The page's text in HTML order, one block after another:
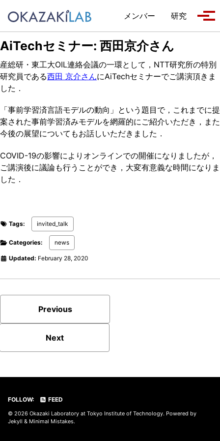
メンバー
研究
AiTechセミナー: 西田京介さん
産総研・東工大OIL連絡会議の一環として，NTT研究所の特別
研究員である西田 京介さんにAiTechセミナーでご講演頂きま
した．
「事前学習済言語モデルの動向」という題目で，これまでに提
案された事前学習済みモデルを網羅的にご紹介いただき，また
今後の展望についてもお話しいただきました．
COVID-19の影響によりオンラインでの開催になりましたが，
ご講演後に議論も行うことができ，大変有意義な時間になりま
した．
Tags: invited_talk
Categories: news
Updated: February 28, 2020
Previous
Next
FOLLOW: FEED
© 2026 Okazaki Laboratory at Tokyo Institute of Technology. Powered by
Jekyll & Minimal Mistakes.